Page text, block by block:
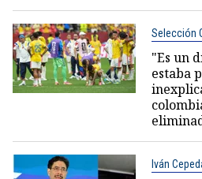
Selección
"Es un
estaba
Iván